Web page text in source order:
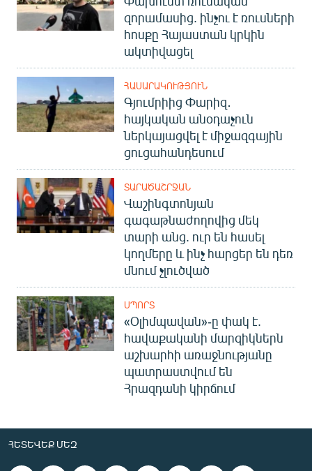
զորամասից. ինչու է ռուսների
հոսքը Հայաստան կրկին
ակտիվացել
ՀԱՍԱՐԱԿՈՒԹՅՈՒՆ
Գյումրիից Փարիզ․
հայկական անօդաչուն
ներկայացվել է միջազգային
ցուցահանդեսում
ՏԱՐԱԾԱՇՐՋԱՆ
Վաշինգտոնյան
գագաթնաժողովից մեկ
տարի անց. ուր են հասել
կողմերը և ինչ հարցեր են դեռ
մնում չլուծված
ՍՊՈՐՏ
«Օլիմպավան»-ը փակ է.
հավաքականի մարզիկներն
աշխարհի առաջնությանը
պատրաստվում են
Հրազդանի կիրճում
ՀԵՏԵՎԵՔ ՄԵԶ